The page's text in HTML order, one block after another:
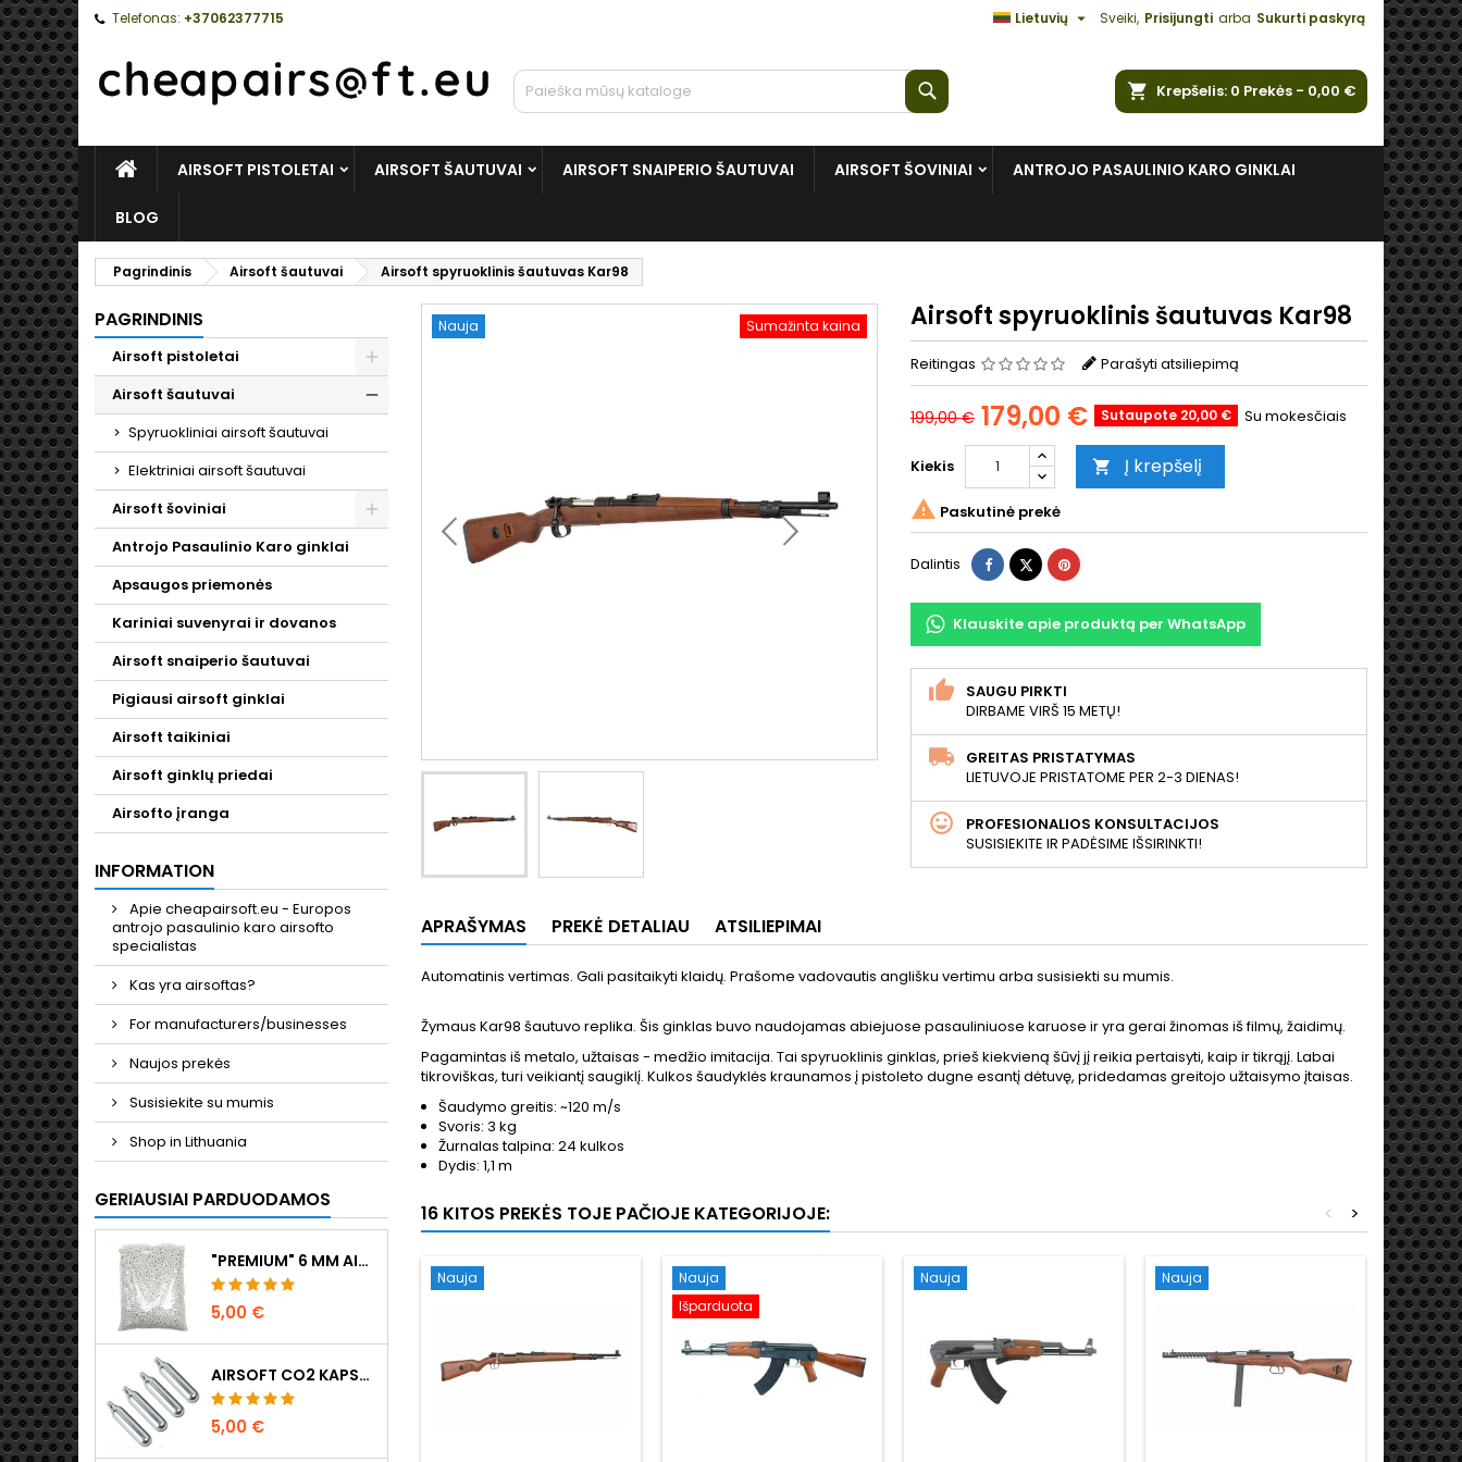
Telefonas: +37062377715 Sveiki, Prisijungti arba Sukurti paskyrą
Lietuvių 
Krepšelis 0 Prekės - 0,00 €
PAGRINDINIS
AIRSOFT PISTOLETAI AIRSOFT ŠAUTUVAI AIRSOFT SNAIPERIO ŠAUTUVAI AIRSOFT ŠOVINIAI ANTROJO PASAULINIO KARO GINKLAI
BLOG
Pagrindinis Airsoft šautuvai Airsoft spyruoklinis šautuvas Kar98
PAGRINDINIS
Airsoft pistoletai
Airsoft šautuvai
Spyruokliniai airsoft šautuvai
Elektriniai airsoft šautuvai
Airsoft šoviniai
Toggle
Antrojo Pasaulinio Karo ginklai
Apsaugos priemonės
Kariniai suvenyrai ir dovanos
Airsoft snaiperio šautuvai
Pigiausi airsoft ginklai
Airsoft taikiniai
Airsoft ginklų priedai
Airsofto įranga
INFORMATION
Apie cheapairsoft.eu - Europos
antrojo pasaulinio karo airsofto
specialistas
Kas yra airsoftas?
For manufacturers/businesses
Naujos prekės
Susisiekite su mumis
Shop in Lithuania
GERIAUSIAI PARDUODAMOS
"PREMIUM" 6 MM AIRSOFT ŠRATAI 0,20 G - 1000 ŠOVINIŲ, BE UŽSTRIGIMO, ŠAUDYMAS TIESIAI
5,00 €
AIRSOFT CO2 KAPSULĖS 12G, 5 VNT. - PAGAMINTA VENGRIJOJE, ES, AUKŠČIAUSIOS KOKYBĖS
5,00 €
Sumažinta kaina
Nauja Airsoft spyruoklinis šautuvas Kar98
Reitingas Parašyti atsiliepimą
199,00 € 179,00 € Sutaupote 20,00 € Su mokesčiais
Kiekis  Į krepšelį
 Paskutinė prekė
Dalintis DalintisTwitterPinterest
Klauskite apie produktą per WhatsApp
SAUGU PIRKTI
DIRBAME VIRŠ 15 METŲ!
GREITAS PRISTATYMAS
LIETUVOJE PRISTATOME PER 2-3 DIENAS!
PROFESIONALIOS KONSULTACIJOS
SUSISIEKITE IR PADĖSIME IŠSIRINKTI!
APRAŠYMAS PREKĖ DETALIAU ATSILIEPIMAI
Automatinis vertimas. Gali pasitaikyti klaidų. Prašome vadovautis anglišku vertimu arba susisiekti su mumis.
Žymaus Kar98 šautuvo replika. Šis ginklas buvo naudojamas abiejuose pasauliniuose karuose ir yra gerai žinomas iš filmų, žaidimų.
Pagamintas iš metalo, užtaisas - medžio imitacija. Tai spyruoklinis ginklas, prieš kiekvieną šūvį jį reikia pertaisyti, kaip ir tikrąjį. Labai
tikroviškas, turi veikiantį saugiklį. Kulkos šaudyklės kraunamos į pistoleto dugne esantį dėtuvę, pridedamas greitojo užtaisymo įtaisas.
Šaudymo greitis: ~120 m/s
Svoris: 3 kg
Žurnalas talpina: 24 kulkos
Dydis: 1,1 m
16 KITOS PREKĖS TOJE PAČIOJE KATEGORIJOJE: >
<
Nauja
Nauja
Išparduota
Nauja Nauja
Nauja